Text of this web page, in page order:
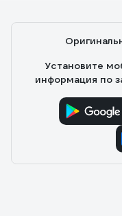
Установите
информация по